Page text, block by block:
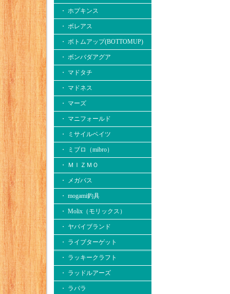
・ ホプキンス
・ ボレアス
・ ボトムアップ(BOTTOMUP)
・ ボンバダアグア
・ マドタチ
・ マドネス
・ マーズ
・ マニフォールド
・ ミサイルベイツ
・ ミブロ（mibro）
・ ＭＩＺＭＯ
・ メガバス
・ mogami釣具
・ Molix（モリックス）
・ ヤバイブランド
・ ライブターゲット
・ ラッキークラフト
・ ラッドルアーズ
・ ラパラ